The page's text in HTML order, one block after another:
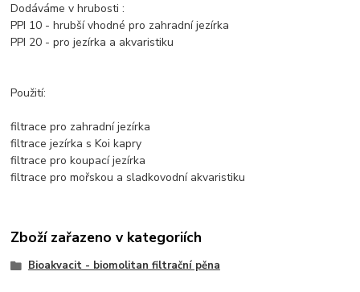
Dodáváme v hrubosti :
PPI 10 - hrubší vhodné pro zahradní jezírka
PPI 20 - pro jezírka a akvaristiku
Použití:
filtrace pro zahradní jezírka
filtrace jezírka s Koi kapry
filtrace pro koupací jezírka
filtrace pro mořskou a sladkovodní akvaristiku
Zboží zařazeno v kategoriích
Bioakvacit - biomolitan filtrační pěna